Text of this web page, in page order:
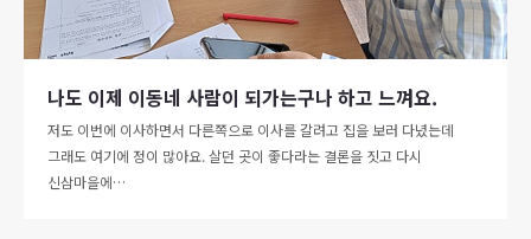
나도 이제 이동네 사람이 되가는구나 하고 느껴요.
저도 이번에 이사하면서 다른쪽으로 이사를 갈려고 집을 보러 다녔는데
그래도 여기에 정이 많아요. 살던 곳이 좋다라는 결론을 짓고 다시
신삼마을에…